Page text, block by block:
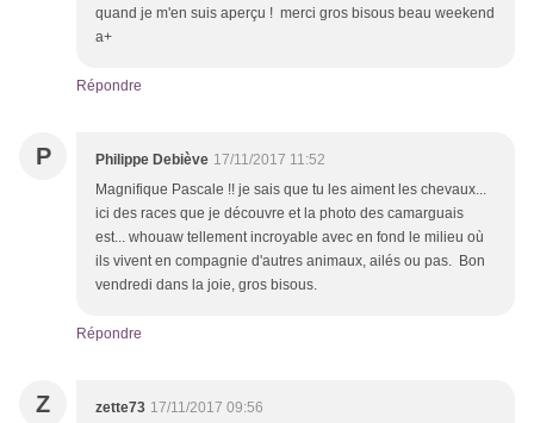
quand je m'en suis aperçu ! merci gros bisous beau weekend
a+
Répondre
P Philippe Debiève 17/11/2017 11:52
Magnifique Pascale !! je sais que tu les aiment les chevaux...
ici des races que je découvre et la photo des camarguais
est... whouaw tellement incroyable avec en fond le milieu où
ils vivent en compagnie d'autres animaux, ailés ou pas. Bon
vendredi dans la joie, gros bisous.
Répondre
Z zette73 17/11/2017 09:56